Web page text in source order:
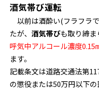
酒気帯び運転
以前は酒酔い(フラフラ
たが、 酒気帯びも取り締ま
呼気中アルコール濃度0.15
ます。
記載条文は道路交通法第
の懲役または50万円以下の